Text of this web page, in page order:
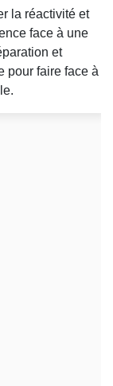
la réactivité et
face à une
et
pour faire face à